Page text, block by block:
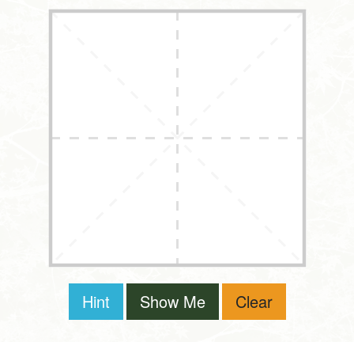
Hint Show Me Clear